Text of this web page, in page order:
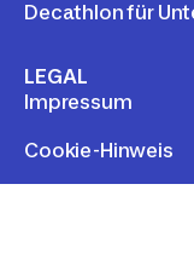
Decathlon für
LEGAL
Impressum
Cookie-Hinweis